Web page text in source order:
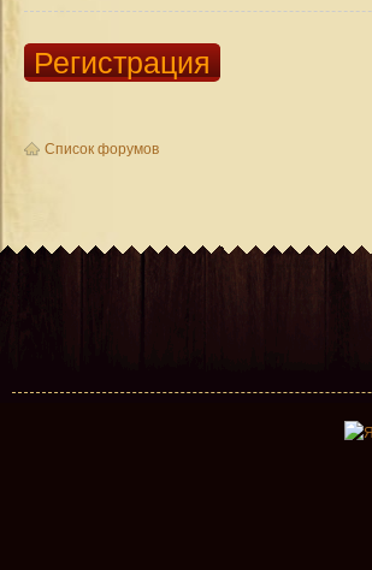
Регистрация
Список форумов